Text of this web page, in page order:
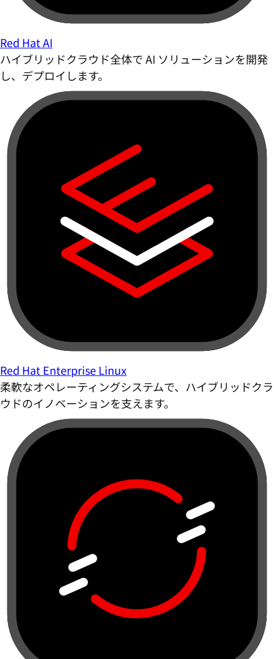
Red Hat AI
ハイブリッドクラウド全体で AI ソリューションを開発
し、デプロイします。
Red Hat Enterprise Linux
柔軟なオペレーティングシステムで、ハイブリッドクラ
ウドのイノベーションを支えます。